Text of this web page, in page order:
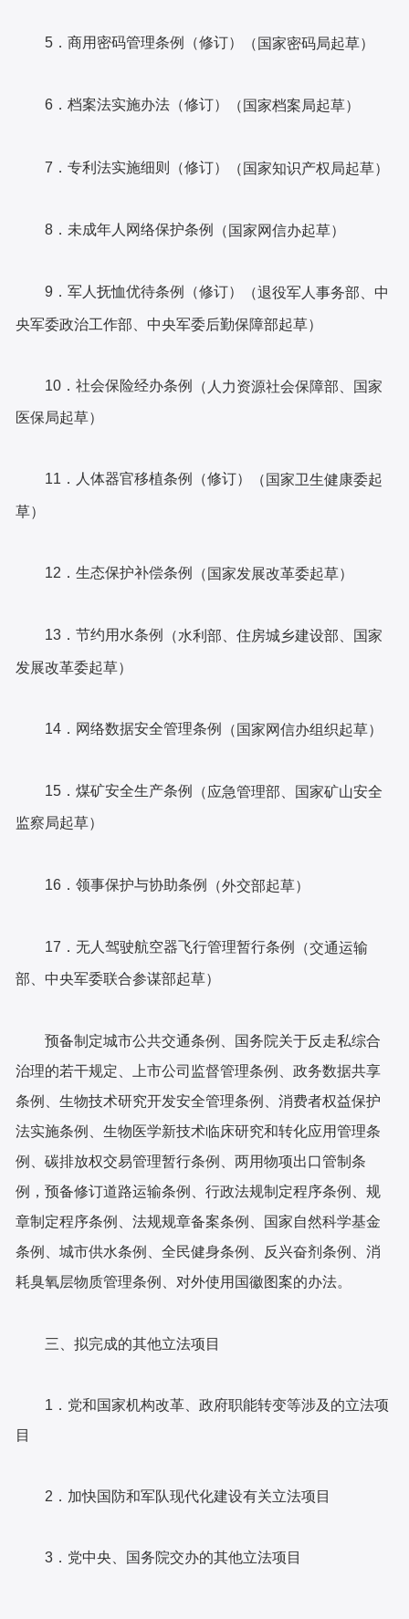
5．商用密码管理条例（修订） （国家密码局起草）
6．档案法实施办法（修订） （国家档案局起草）
7．专利法实施细则（修订） （国家知识产权局起草）
8．未成年人网络保护条例 （国家网信办起草）
9．军人抚恤优待条例（修订） （退役军人事务部、中
央军委政治工作部、中央军委后勤保障部起草）
10．社会保险经办条例 （人力资源社会保障部、国家
医保局起草）
11．人体器官移植条例（修订） （国家卫生健康委起
草）
12．生态保护补偿条例 （国家发展改革委起草）
13．节约用水条例 （水利部、住房城乡建设部、国家
发展改革委起草）
14．网络数据安全管理条例 （国家网信办组织起草）
15．煤矿安全生产条例 （应急管理部、国家矿山安全
监察局起草）
16．领事保护与协助条例 （外交部起草）
17．无人驾驶航空器飞行管理暂行条例 （交通运输
部、中央军委联合参谋部起草）
预备制定城市公共交通条例、国务院关于反走私综合
治理的若干规定、上市公司监督管理条例、政务数据共享
条例、生物技术研究开发安全管理条例、消费者权益保护
法实施条例、生物医学新技术临床研究和转化应用管理条
例、碳排放权交易管理暂行条例、两用物项出口管制条
例，预备修订道路运输条例、行政法规制定程序条例、规
章制定程序条例、法规规章备案条例、国家自然科学基金
条例、城市供水条例、全民健身条例、反兴奋剂条例、消
耗臭氧层物质管理条例、对外使用国徽图案的办法。
三、拟完成的其他立法项目
1．党和国家机构改革、政府职能转变等涉及的立法项
目
2．加快国防和军队现代化建设有关立法项目
3．党中央、国务院交办的其他立法项目